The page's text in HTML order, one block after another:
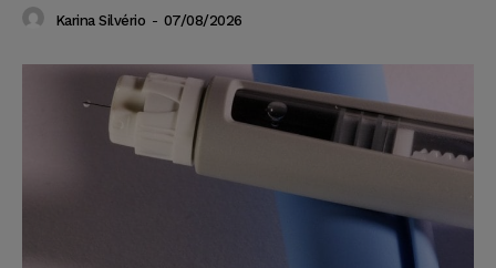
Karina Silvério - 07/08/2026